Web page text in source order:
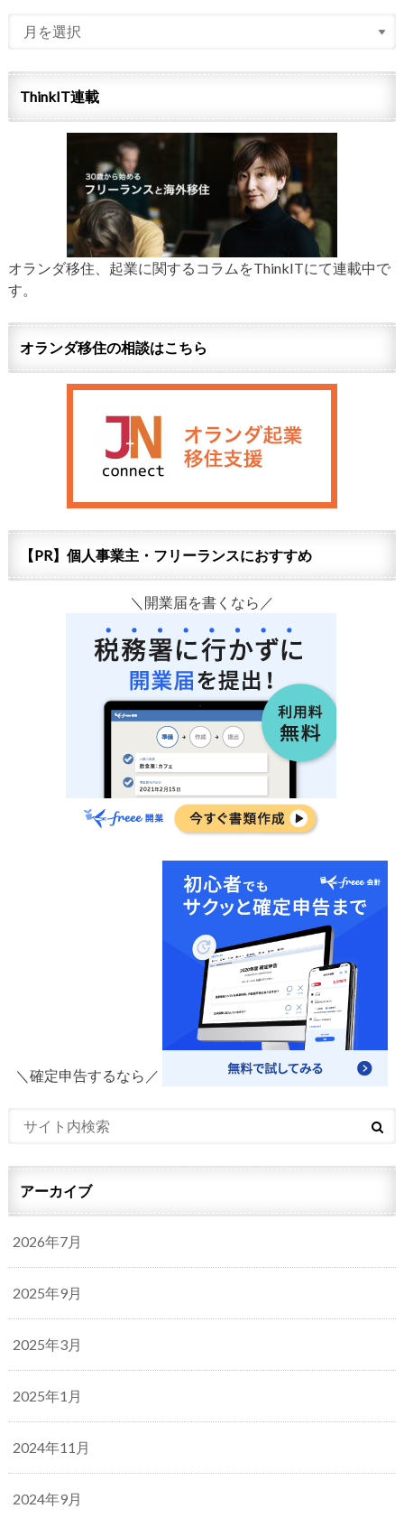
ThinkIT連載
オランダ移住、起業に関するコラムをThinkITにて連載中で
す。
オランダ移住の相談はこちら
【PR】個人事業主・フリーランスにおすすめ
＼開業届を書くなら／
＼確定申告するなら／
アーカイブ
2026年7月
2025年9月
2025年3月
2025年1月
2024年11月
2024年9月